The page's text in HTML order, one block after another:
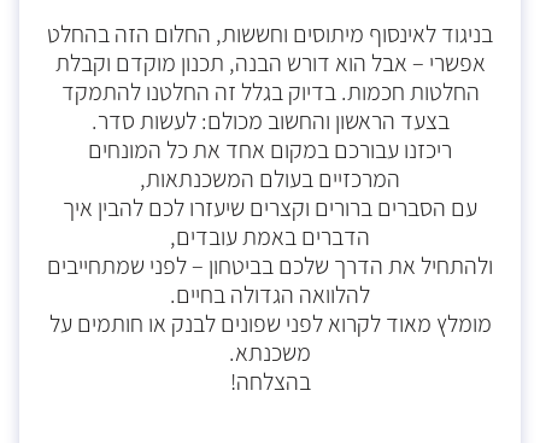
בניגוד לאינסוף מיתוסים וחששות, החלום הזה בהחלט
אפשרי – אבל הוא דורש הבנה, תכנון מוקדם וקבלת
החלטות חכמות. בדיוק בגלל זה החלטנו להתמקד
בצעד הראשון והחשוב מכולם: לעשות סדר.
ריכזנו עבורכם במקום אחד את כל המונחים
המרכזיים בעולם המשכנתאות,
עם הסברים ברורים וקצרים שיעזרו לכם להבין איך
הדברים באמת עובדים,
ולהתחיל את הדרך שלכם בביטחון – לפני שמתחייבים
להלוואה הגדולה בחיים.
מומלץ מאוד לקרוא לפני שפונים לבנק או חותמים על
משכנתא.
בהצלחה!